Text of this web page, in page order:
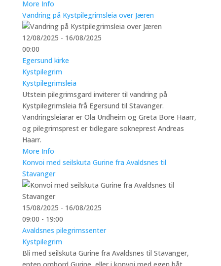
More Info
Vandring på Kystpilegrimsleia over Jæren
12/08/2025 - 16/08/2025
00:00
Egersund kirke
Kystpilegrim
Kystpilegrimsleia
Utstein pilegrimsgard inviterer til vandring på
Kystpilegrimsleia frå Egersund til Stavanger.
Vandringsleiarar er Ola Undheim og Greta Bore Haarr,
og pilegrimsprest er tidlegare sokneprest Andreas
Haarr.
More Info
Konvoi med seilskuta Gurine fra Avaldsnes til
Stavanger
15/08/2025 - 16/08/2025
09:00 - 19:00
Avaldsnes pilegrimssenter
Kystpilegrim
Bli med seilskuta Gurine fra Avaldsnes til Stavanger,